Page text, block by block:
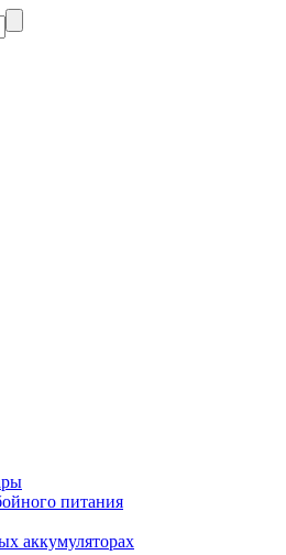
питания
аккумуляторах